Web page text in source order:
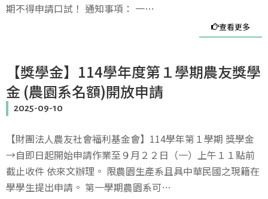
期不得申請口試！ 通知事項： 一…
查看更多
【獎學金】114學年度第１學期農友獎學
金 (農園系名額)開放申請
2025-09-10
【財團法人農友社會福利基金會】114學年第１學期 獎學金
→自即日起開始申請作業至９月２２日（一）上午１１點前
截止收件 依來文辦理。 限農園生產系且具中華民國之現籍在
學學生提出申請。 第一學期農園系可…